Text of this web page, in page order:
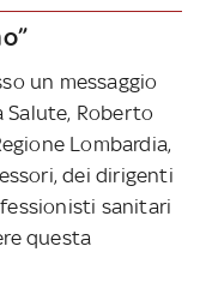
un messaggio
Roberto
Lombardia,
dei dirigenti
sanitari
questa